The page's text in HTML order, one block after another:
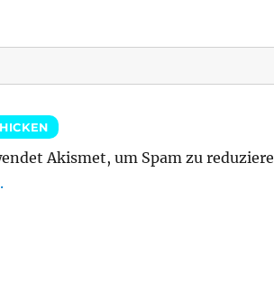
Akismet, um Spam zu